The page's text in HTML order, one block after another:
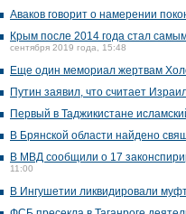
Аваков говорит о намерении
Крым после 2014 года стал
сентября 2019 года, 15:48
Еще один мемориал жертвам
Путин заявил, что считает
Первый в Таджикистане
В Брянской области найдено
В МВД сообщили о 17
11:00
В Ингушетии ликвидировали